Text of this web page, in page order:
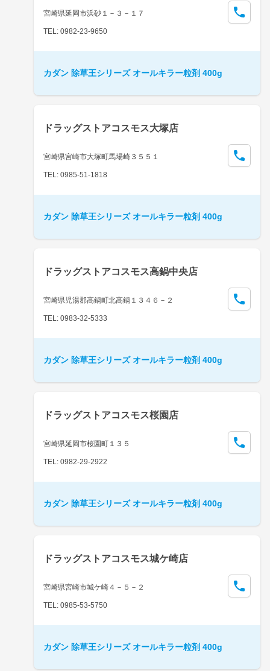
宮崎県延岡市浜砂１－３－１７
TEL: 0982-23-9650
カダン 除草王シリーズ オールキラー粒剤 400g
ドラッグストアコスモス大塚店
宮崎県宮崎市大塚町馬場崎３５５１
TEL: 0985-51-1818
カダン 除草王シリーズ オールキラー粒剤 400g
ドラッグストアコスモス高鍋中央店
宮崎県児湯郡高鍋町北高鍋１３４６－２
TEL: 0983-32-5333
カダン 除草王シリーズ オールキラー粒剤 400g
ドラッグストアコスモス桜園店
宮崎県延岡市桜園町１３５
TEL: 0982-29-2922
カダン 除草王シリーズ オールキラー粒剤 400g
ドラッグストアコスモス城ケ崎店
宮崎県宮崎市城ケ崎４－５－２
TEL: 0985-53-5750
カダン 除草王シリーズ オールキラー粒剤 400g